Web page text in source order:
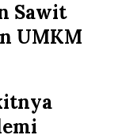
Sawit
UMKM